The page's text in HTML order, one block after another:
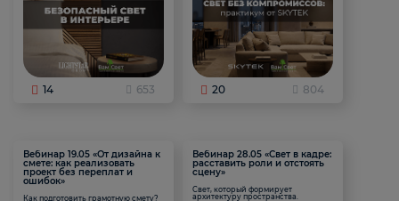
14 653 20 804
Вебинар 19.05 «От дизайна к
смете: как реализовать
проект без переплат и
ошибок»
Как подготовить грамотную смету?
Вебинар 28.05 «Свет в кадре:
расставить роли и отстоять
сцену»
Свет, который формирует
архитектуру пространства.